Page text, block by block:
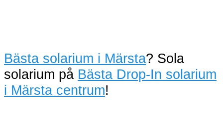
Bästa solarium i Märsta? Sola
solarium på Bästa Drop-In solarium
i Märsta centrum!